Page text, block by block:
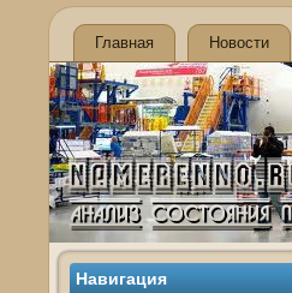
Главная Новости
Навигация